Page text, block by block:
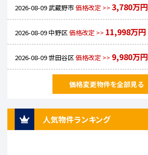
2026-08-09武蔵野市価格改定 >> 3,780万円
2026-08-09中野区価格改定 >> 11,998万円
2026-08-09世田谷区価格改定 >> 9,980万円
価格変更物件を全部見る
人気物件ランキング